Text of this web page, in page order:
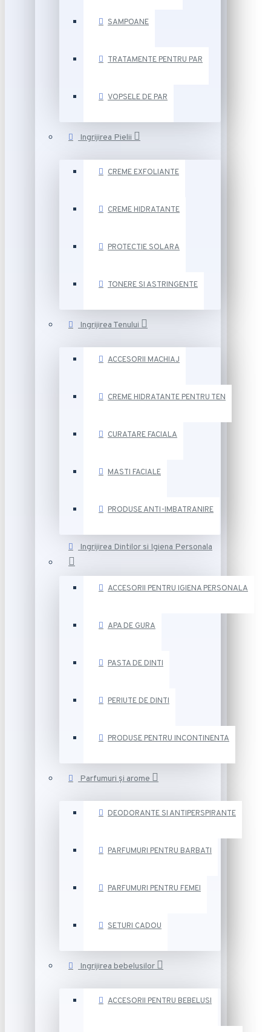
SAMPOANE
TRATAMENTE PENTRU PAR
VOPSELE DE PAR
Ingrijirea Pielii
CREME EXFOLIANTE
CREME HIDRATANTE
PROTECTIE SOLARA
TONERE SI ASTRINGENTE
Ingrijirea Tenului
ACCESORII MACHIAJ
CREME HIDRATANTE PENTRU TEN
CURATARE FACIALA
MASTI FACIALE
PRODUSE ANTI-IMBATRANIRE
Ingrijirea Dintilor si Igiena Personala
ACCESORII PENTRU IGIENA PERSONALA
APA DE GURA
PASTA DE DINTI
PERIUTE DE DINTI
PRODUSE PENTRU INCONTINENTA
Parfumuri și arome
DEODORANTE SI ANTIPERSPIRANTE
PARFUMURI PENTRU BARBATI
PARFUMURI PENTRU FEMEI
SETURI CADOU
Ingrijirea bebelusilor
ACCESORII PENTRU BEBELUSI